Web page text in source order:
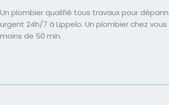
Un plombier qualifié tous travaux pour
urgent 24h/7 à Lippelo. Un plombier chez vous
moins de 50 min.